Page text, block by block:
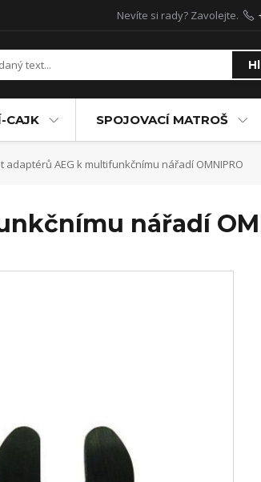
Nevíte si rady? Zavolejte.
CAJK SPOJOVACÍ MATROŠ
adaptérů AEG k multifunkčnímu nářadí OMNIPRO
nářadí